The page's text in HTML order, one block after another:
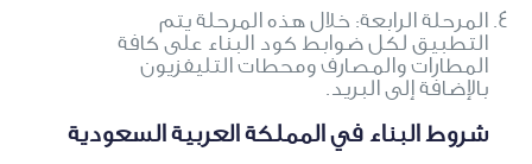
المرحلة الرابعة: خلال هذه المرحلة يتم
التطبيق لكل ضوابط كود البناء على كافة
المطارات والمصارف ومحطات التليفزيون
بالإضافة إلى البريد.
شروط البناء في المملكة العربية السعودية